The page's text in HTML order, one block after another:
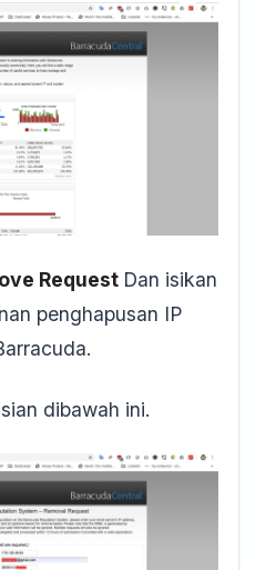
Request Dan isikan
penghapusan IP
dibawah ini.